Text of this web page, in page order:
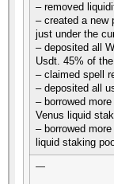
– removed
– created a new
just under the
– deposited all
Usdt. 45% of
– claimed spell
– deposited all
– borrowed
Venus liquid
– borrowed
liquid staking
—